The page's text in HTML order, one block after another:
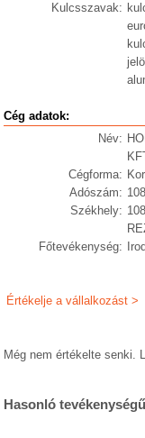
Kulcsszavak:
Cég adatok:
Név:
Cégforma:
Adószám:
Székhely:
Főtevékenység:
Értékelje a vállalkozást >
Még nem értékelte senki.
Hasonló